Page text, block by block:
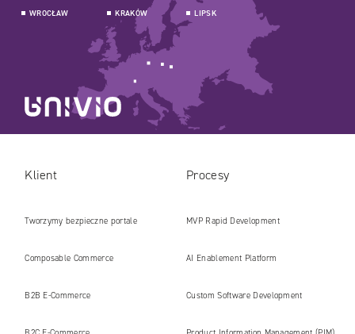
WROCŁAW KRAKÓW LIPSK
Klient
Tworzymy bezpieczne portale
internetowe i platformy gotowe na erę
AI
Composable Commerce
B2B E‑Commerce
Procesy
MVP Rapid Development
AI Enablement Platform
Custom Software Development